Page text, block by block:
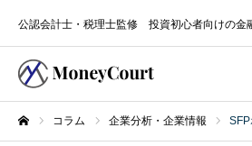
公認会計士・税理士監修 投資初心者向けの金
コラム 企業分析・企業情報 SFPホールデ